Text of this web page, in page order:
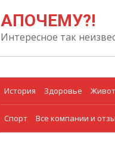
АПОЧЕМУ?!
Интересное так
История Здоровье
Спорт Все компании и